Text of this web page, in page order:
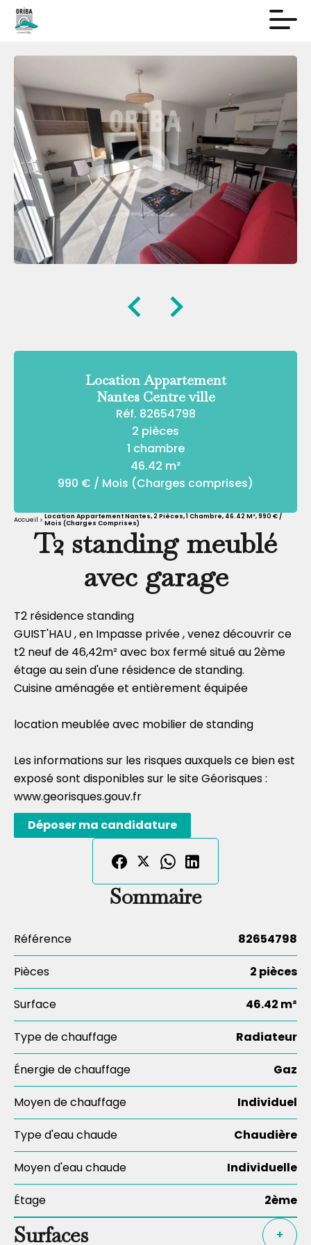
Location Appartement
Nantes Centre ville
Réf. 82654798
2 pièces
1 chambre
46.42 m²
990 € / Mois (Charges comprises)
Accueil
Location Appartement Nantes, 2 Pièces, 1 Chambre, 46.42 M², 990 € /
Mois (Charges Comprises)
T2 standing meublé
avec garage
T2 résidence standing
GUIST'HAU , en Impasse privée , venez découvrir ce
t2 neuf de 46,42m² avec box fermé situé au 2ème
étage au sein d'une résidence de standing.
Cuisine aménagée et entièrement équipée
location meublée avec mobilier de standing
Les informations sur les risques auxquels ce bien est
exposé sont disponibles sur le site Géorisques :
www.georisques.gouv.fr
Déposer ma candidature
Sommaire
Référence 82654798
Pièces 2 pièces
Surface 46.42 m²
Type de chauffage Radiateur
Énergie de chauffage Gaz
Moyen de chauffage Individuel
Type d'eau chaude Chaudière
Moyen d'eau chaude Individuelle
Étage 2ème
Surfaces +